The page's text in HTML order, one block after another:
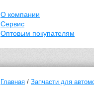
О компании
Сервис
Оптовым покупателям
Главная / Запчасти для